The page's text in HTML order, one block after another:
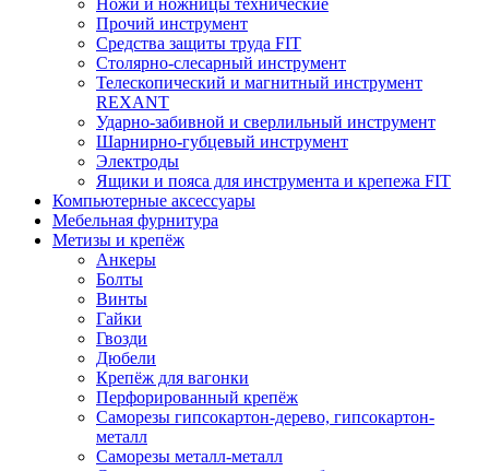
Прочий инструмент
Средства защиты труда FIT
Столярно-слесарный инструмент
Телескопический и магнитный инструмент
REXANT
Ударно-забивной и сверлильный инструмент
Шарнирно-губцевый инструмент
Электроды
Ящики и пояса для инструмента и крепежа FIT
Компьютерные аксессуары
Мебельная фурнитура
Метизы и крепёж
Анкеры
Болты
Винты
Гайки
Гвозди
Дюбели
Крепёж для вагонки
Перфорированный крепёж
Саморезы гипсокартон-дерево, гипсокартон-
металл
Саморезы металл-металл